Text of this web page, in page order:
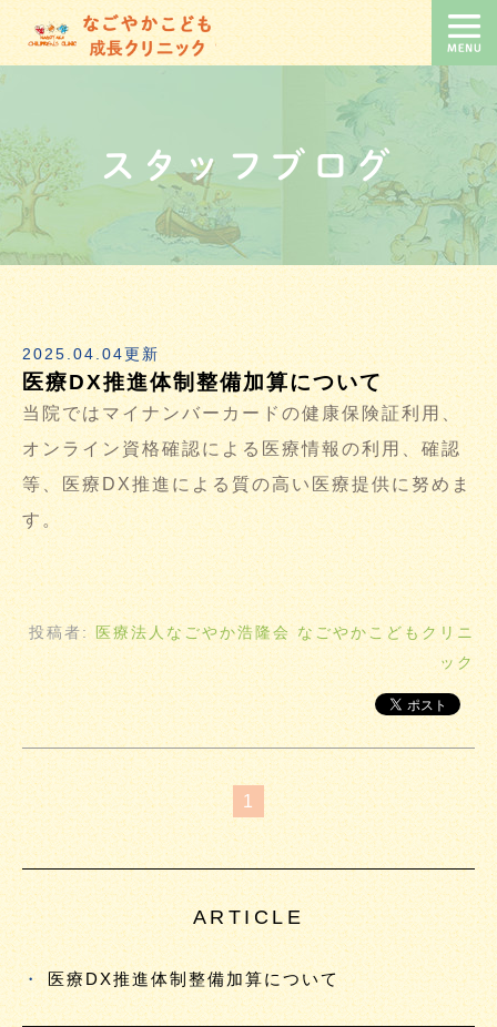
スタッフブログ
2025.04.04更新
医療DX推進体制整備加算について
当院ではマイナンバーカードの健康保険証利用、
オンライン資格確認による医療情報の利用、確認
等、医療DX推進による質の高い医療提供に努めま
す。
投稿者: 医療法人なごやか浩隆会 なごやかこどもクリニ
ック
1
ARTICLE
医療DX推進体制整備加算について